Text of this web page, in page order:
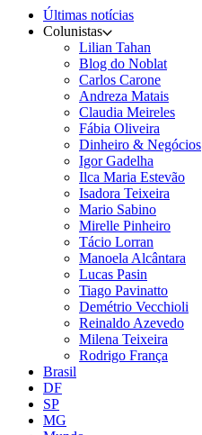
Últimas notícias
Colunistas
Lilian Tahan
Blog do Noblat
Carlos Carone
Andreza Matais
Claudia Meireles
Fábia Oliveira
Dinheiro & Negócios
Igor Gadelha
Ilca Maria Estevão
Isadora Teixeira
Mario Sabino
Mirelle Pinheiro
Tácio Lorran
Manoela Alcântara
Lucas Pasin
Tiago Pavinatto
Demétrio Vecchioli
Reinaldo Azevedo
Milena Teixeira
Rodrigo França
Brasil
DF
SP
MG